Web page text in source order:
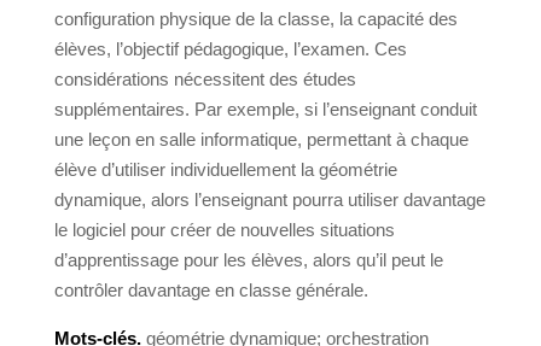
configuration physique de la classe, la capacité des
élèves, l’objectif pédagogique, l’examen. Ces
considérations nécessitent des études
supplémentaires. Par exemple, si l’enseignant conduit
une leçon en salle informatique, permettant à chaque
élève d’utiliser individuellement la géométrie
dynamique, alors l’enseignant pourra utiliser davantage
le logiciel pour créer de nouvelles situations
d’apprentissage pour les élèves, alors qu’il peut le
contrôler davantage en classe générale.
Mots-clés.géométrie dynamique; orchestration